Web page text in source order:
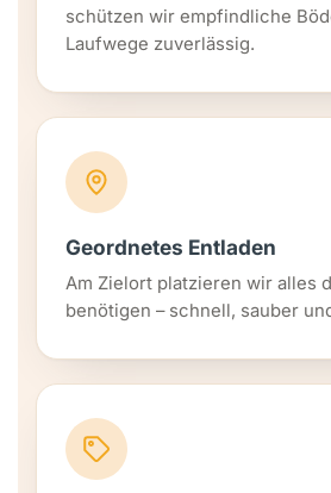
schützen wir empfindliche
Laufwege zuverlässig.
Geordnetes Entladen
Am Zielort platzieren wir alles
benötigen – schnell, sauber